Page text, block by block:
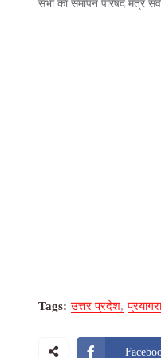
सभा का समापन परिषद मंत्र
Tags: उत्तर प्रदेश